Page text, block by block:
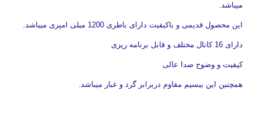
میباشد.
این محصول قدیمی و باکیفیت دارای باطری 1200 میلی امپری میباشد.
دارای 16 کانال مختلف و قابل برنامه ریزی
کیفیت و وضوح صدا عالی
همچنین این بیسیم مقاوم دربرابر گرد و غبار میباشد.